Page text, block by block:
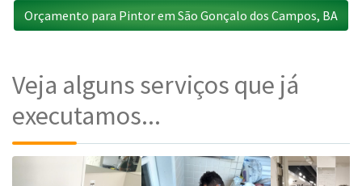
Orçamento para Pintor em São Gonçalo dos Campos, BA
Veja alguns serviços que já
executamos...